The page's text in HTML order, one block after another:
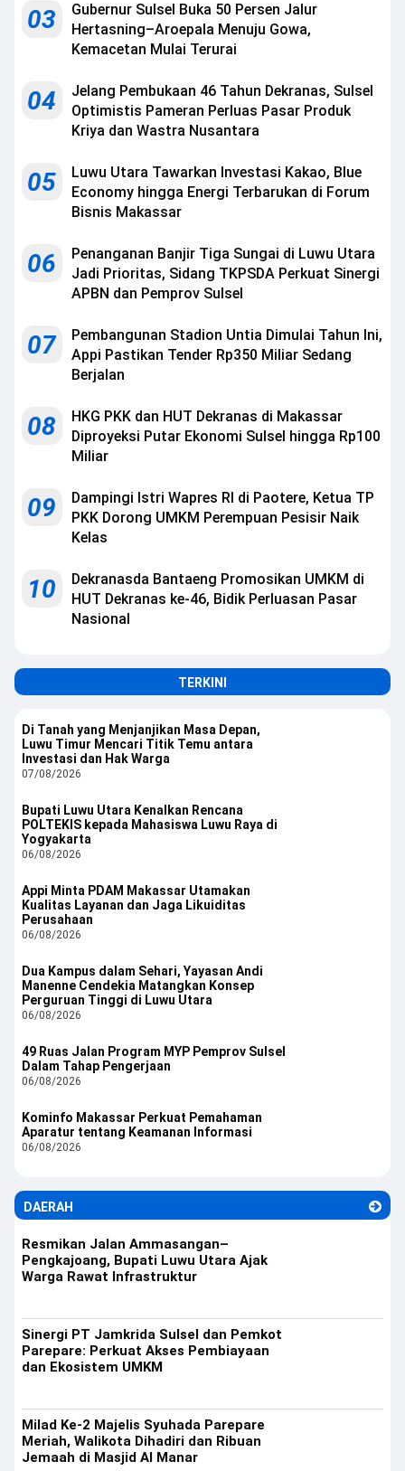
03
Gubernur Sulsel Buka 50 Persen Jalur
Hertasning–Aroepala Menuju Gowa,
Kemacetan Mulai Terurai
04
Jelang Pembukaan 46 Tahun Dekranas, Sulsel
Optimistis Pameran Perluas Pasar Produk
Kriya dan Wastra Nusantara
05
Luwu Utara Tawarkan Investasi Kakao, Blue
Economy hingga Energi Terbarukan di Forum
Bisnis Makassar
06
Penanganan Banjir Tiga Sungai di Luwu Utara
Jadi Prioritas, Sidang TKPSDA Perkuat Sinergi
APBN dan Pemprov Sulsel
07
Pembangunan Stadion Untia Dimulai Tahun Ini,
Appi Pastikan Tender Rp350 Miliar Sedang
Berjalan
08
HKG PKK dan HUT Dekranas di Makassar
Diproyeksi Putar Ekonomi Sulsel hingga Rp100
Miliar
09
Dampingi Istri Wapres RI di Paotere, Ketua TP
PKK Dorong UMKM Perempuan Pesisir Naik
Kelas
10
Dekranasda Bantaeng Promosikan UMKM di
HUT Dekranas ke-46, Bidik Perluasan Pasar
Nasional
TERKINI
Di Tanah yang Menjanjikan Masa Depan,
Luwu Timur Mencari Titik Temu antara
Investasi dan Hak Warga
07/08/2026
Bupati Luwu Utara Kenalkan Rencana
POLTEKIS kepada Mahasiswa Luwu Raya di
Yogyakarta
06/08/2026
Appi Minta PDAM Makassar Utamakan
Kualitas Layanan dan Jaga Likuiditas
Perusahaan
06/08/2026
Dua Kampus dalam Sehari, Yayasan Andi
Manenne Cendekia Matangkan Konsep
Perguruan Tinggi di Luwu Utara
06/08/2026
49 Ruas Jalan Program MYP Pemprov Sulsel
Dalam Tahap Pengerjaan
06/08/2026
Kominfo Makassar Perkuat Pemahaman
Aparatur tentang Keamanan Informasi
06/08/2026
DAERAH
Resmikan Jalan Ammasangan–
Pengkajoang, Bupati Luwu Utara Ajak
Warga Rawat Infrastruktur
Sinergi PT Jamkrida Sulsel dan Pemkot
Parepare: Perkuat Akses Pembiayaan
dan Ekosistem UMKM
Milad Ke-2 Majelis Syuhada Parepare
Meriah, Walikota Dihadiri dan Ribuan
Jemaah di Masjid Al Manar